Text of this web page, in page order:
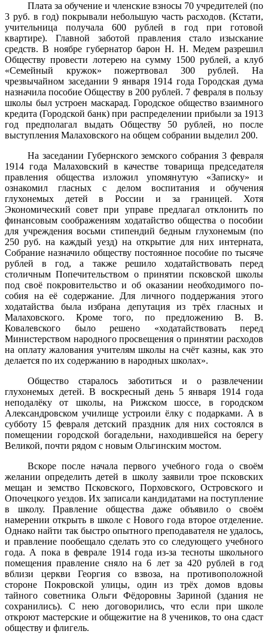
Плата за обучение и членские взносы 70 учредителей (по
3 руб. в год) покрывали небольшую часть расходов. (Кстати,
учительница получала 600 рублей в год при готовой
квартире). Главной заботой правления стало изыскание
средств. В ноябре губернатор барон Н. Н. Медем разрешил
Обществу провести лотерею на сумму 1500 рублей, а клуб
«Семейный кружок» пожертвовал 300 рублей. На
чрезвычайном заседании 9 января 1914 года Городская дума
назначила пособие Обществу в 200 рублей. 7 февраля в пользу
школы был устроен маскарад. Городское общество взаимного
кредита (Городской банк) при распределении прибыли за 1913
год предполагал выдать Обществу 50 рублей, но после
выступления Малаховского на общем собрании выделил 200.
На заседании Губернского земского собрания 3 февраля
1914 года Малаховский в качестве товарища председателя
правления общества изложил упомянутую «Записку» и
ознакомил гласных с делом воспитания и обучения
глухонемых детей в России и за грани­цей. Хотя
Экономический совет при управе предлагал отклонить по
финансовым соображениям ходатайство общества о пособии
для учреждения восьми стипендий бедным глухонемым (по
250 руб. на каждый уезд) на открытие для них интерната,
Собрание назначило обществу постоянное пособие по тысяче
рублей в год, а также решило ходатайствовать перед
столичным Попечительством о принятии псков­ской школы
под своё покровительство и об оказании необходимого по­
собия на её содержание. Для личного поддержания этого
ходатайства была избрана депутация из трёх гласных и
Малаховского. Кроме того, по предложению В. В.
Ковалевского было решено «ходатайствовать перед
Министерством народного просвещения о принятии расходов
на оплату жалования учителям школы на счёт казны, как это
делается по их содержанию в народных школах».
Общество старалось заботиться и о развлечении
глухонемых детей. В воскресный день 5 января 1914 года
неподалёку от школы, на Рижском шоссе, в городском
Александровском училище устроили ёлку с подарками. А в
субботу 15 февраля детский праздник для них состоялся в
помещении городской богадельни, находившейся на бе­регу
Великой, почти рядом с новым Ольгинским мостом.
Вскоре после начала первого учебного года о своём
желании определить детей в школу заявили трое псковских
мещан и земство Псковского, Порховского, Островского и
Опочецкого уездов. Их за­писали кандидатами на поступление
в школу. Правление общества даже объявило о своём
намерении открыть в школе с Нового года второе отделение.
Однако найти так быстро опытного преподавате­ля не удалось,
и правление пообещало сделать это со следующего учебного
года. А пока в феврале 1914 года из-за тесноты школьного
помещения правление сняло на 6 лет за 420 рублей в год
вблизи церкви Георгия со взвоза, на противоположной
стороне Покровской улицы, один из трёх домов вдовы
тайного советника Ольги Фёдоровны Зариной (здания не
сохранились). С нею договорились, что если при школе
откроют мастерские и общежитие на 8 учеников, то она сдаст
обществу и флигель.